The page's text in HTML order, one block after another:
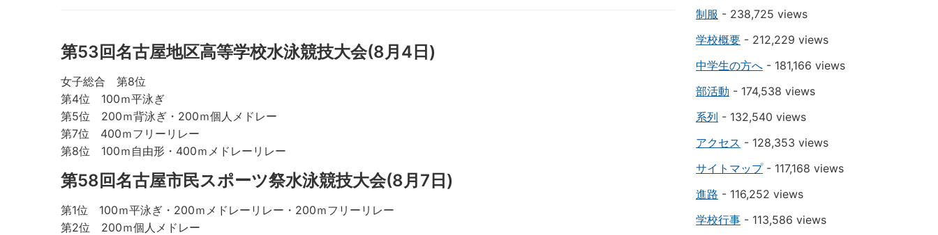
第53回名古屋地区高等学校水泳競技大会(8月4日)
女子総合 第8位
第4位 100ｍ平泳ぎ
第5位 200ｍ背泳ぎ・200ｍ個人メドレー
第7位 400ｍフリーリレー
第8位 100ｍ自由形・400ｍメドレーリレー
第58回名古屋市民スポーツ祭水泳競技大会(8月7日)
第1位 100ｍ平泳ぎ・200ｍメドレーリレー・200ｍフリーリレー
第2位 200ｍ個人メドレー
制服 - 238,725 views
学校概要 - 212,229 views
中学生の方へ - 181,166 views
部活動 - 174,538 views
系列 - 132,540 views
アクセス - 128,353 views
サイトマップ- 117,168 views
進路 - 116,252 views
学校行事 - 113,586 views